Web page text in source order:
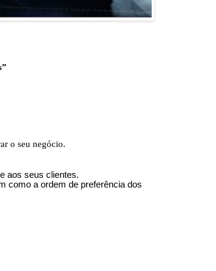
o seu negócio.
aos seus clientes.
como a ordem de preferência dos